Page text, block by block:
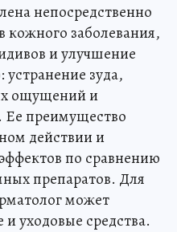
непосредственно
кожного заболевания,
и улучшение
устранение зуда,
ощущений и
Ее преимущество
действии и
по сравнению
препаратов. Для
может
уходовые средства.